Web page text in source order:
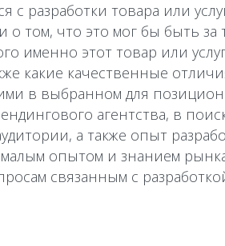
с разработки товара или
том, что это мог бы быть за
именно этот товар или
какие качественные
в выбранном для
агентства, в
а также опыт
опытом и знанием
связанным с